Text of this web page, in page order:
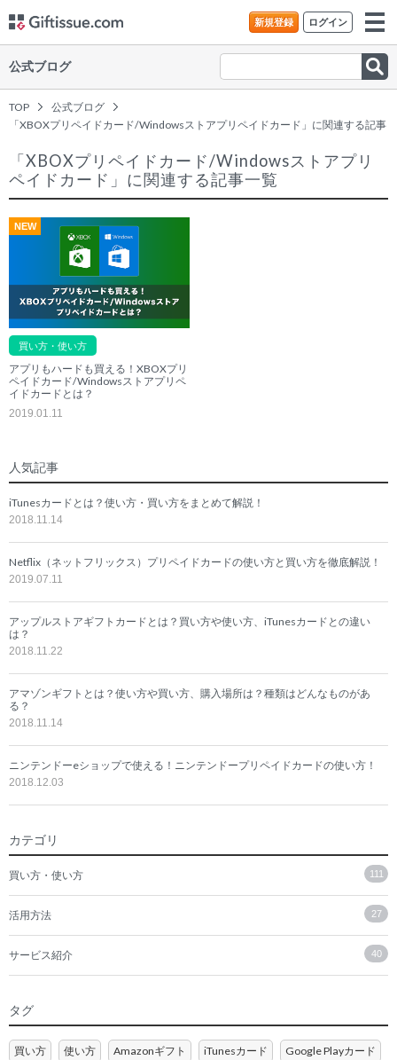
新規登録 ログイン
公式ブログ
TOP
公式ブログ
「XBOXプリペイドカード/Windowsストアプリペイドカード」に関連する記事
「XBOXプリペイドカード/Windowsストアプリ
ペイドカード」に関連する記事一覧
NEW
買い方・使い方
アプリもハードも買える！XBOXプリ
ペイドカード/Windowsストアプリペ
イドカードとは？
2019.01.11
人気記事
iTunesカードとは？使い方・買い方をまとめて解説！
2018.11.14
Netflix（ネットフリックス）プリペイドカードの使い方と買い方を徹底解説！
2019.07.11
アップルストアギフトカードとは？買い方や使い方、iTunesカードとの違い
は？
2018.11.22
アマゾンギフトとは？使い方や買い方、購入場所は？種類はどんなものがあ
る？
2018.11.14
ニンテンドーeショップで使える！ニンテンドープリペイドカードの使い方！
2018.12.03
カテゴリ
買い方・使い方 111
活用方法 27
サービス紹介 40
タグ
買い方 使い方 Amazonギフト iTunesカード Google Playカード